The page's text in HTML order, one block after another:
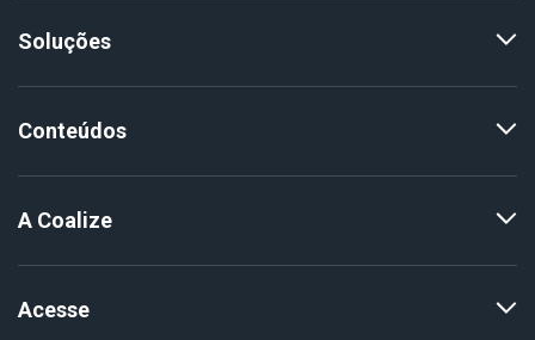
Soluções
Conteúdos
A Coalize
Acesse